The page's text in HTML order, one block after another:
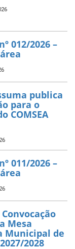
012/2026 –
publica
para o
COMSEA
011/2026 –
Mesa
Municipal de
2028